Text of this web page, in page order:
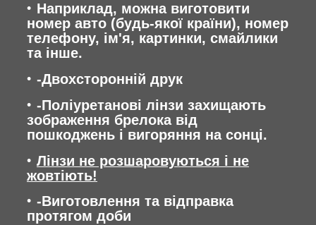
Наприклад, можна виготовити
номер авто (будь-якої країни), номер
телефону, ім'я, картинки, смайлики
та інше.
-Двохсторонній друк
-Поліуретанові лінзи захищають
зображення брелока від
пошкоджень і вигоряння на сонці.
Лінзи не розшаровуються і не
жовтіють!
-Виготовлення та відправка
протягом доби